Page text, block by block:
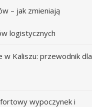
– jak zmieniają
logistycznych
w Kaliszu: przewodnik dla
wypoczynek i